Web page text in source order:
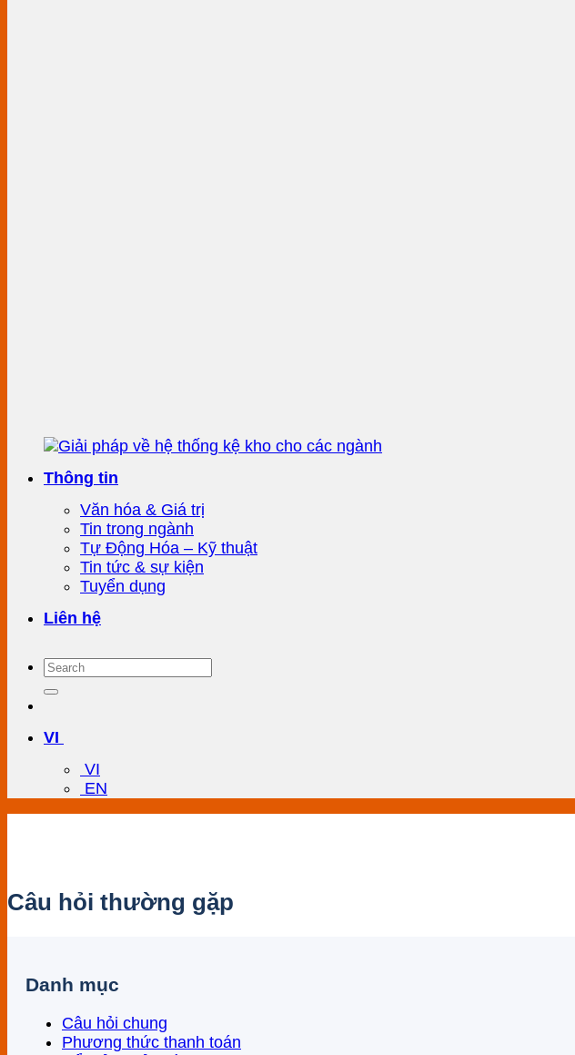
Thông tin
Văn hóa & Giá trị
Tin trong ngành
Tự Động Hóa – Kỹ thuật
Tin tức & sự kiện
Tuyển dụng
Liên hệ
VI
VI
EN
Câu hỏi thường gặp
Danh mục
Câu hỏi chung
Phương thức thanh toán